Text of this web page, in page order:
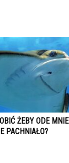
ŻEBY ODE MNIE
PACHNIAŁO?